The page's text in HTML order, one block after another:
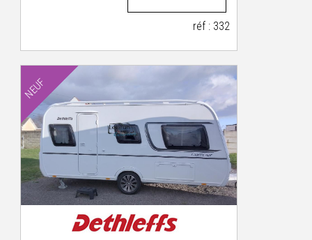
réf : 332
NEUF